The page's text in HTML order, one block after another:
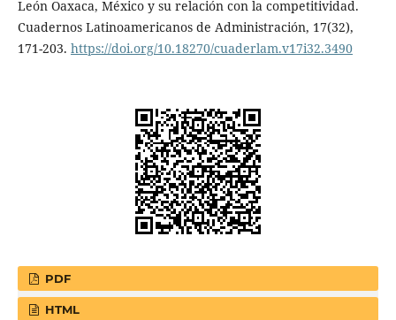
León Oaxaca, México y su relación con la competitividad.
Cuadernos Latinoamericanos de Administración, 17(32),
171-203. https://doi.org/10.18270/cuaderlam.v17i32.3490
PDF
HTML